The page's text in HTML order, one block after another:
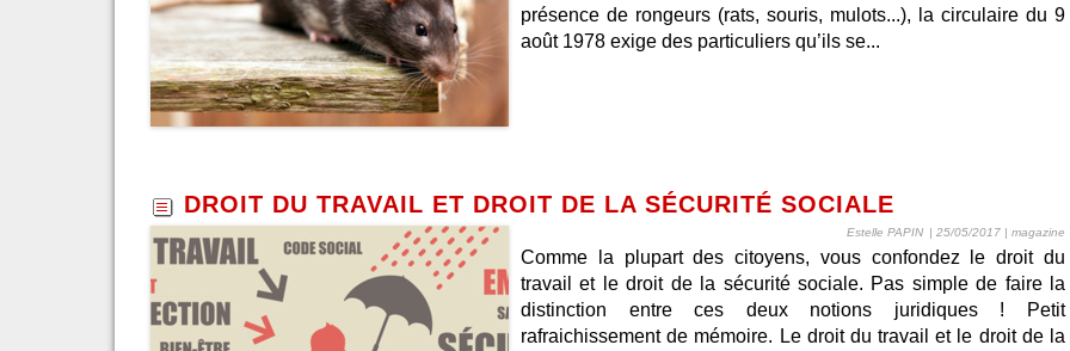
présence de rongeurs (rats, souris, mulots...), la circulaire du 9
août 1978 exige des particuliers qu’ils se...
DROIT DU TRAVAIL ET DROIT DE LA SÉCURITÉ SOCIALE
Estelle PAPIN | 25/05/2017 | magazine
Comme la plupart des citoyens, vous confondez le droit du
travail et le droit de la sécurité sociale. Pas simple de faire la
distinction entre ces deux notions juridiques ! Petit
rafraichissement de mémoire. Le droit du travail et le droit de la